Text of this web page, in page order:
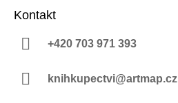
Kontakt
+420 703 971 393
knihkupectvi@artmap.cz